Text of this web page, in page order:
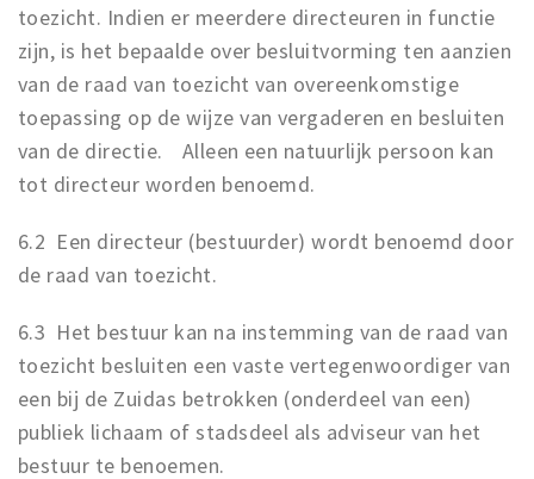
toezicht. Indien er meerdere directeuren in functie
zijn, is het bepaalde over besluitvorming ten aanzien
van de raad van toezicht van overeenkomstige
toepassing op de wijze van vergaderen en besluiten
van de directie. Alleen een natuurlijk persoon kan
tot directeur worden benoemd.
6.2 Een directeur (bestuurder) wordt benoemd door
de raad van toezicht.
6.3 Het bestuur kan na instemming van de raad van
toezicht besluiten een vaste vertegenwoordiger van
een bij de Zuidas betrokken (onderdeel van een)
publiek lichaam of stadsdeel als adviseur van het
bestuur te benoemen.